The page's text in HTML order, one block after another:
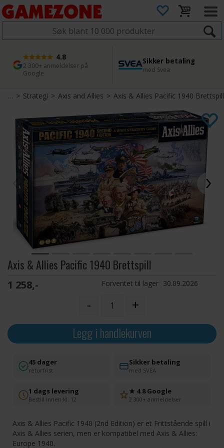
4.8
2 300+ anmeldelser på
Google
Sikker betaling
med Svea
1 dags levering
Bestill innen kl. 12
45 dager returfrist
Enkel retur
>Strategi>Axis and Allies>Axis & Allies Pacific 1940 Brettspill
Axis & Allies Pacific 1940 Brettspill
1 258,- Forventet til lager 30.09.2026
- +
Legg i handlekurven
45 dager
returfrist
Sikker betaling
med SVEA
1 dags levering
Bestill innen kl. 12
★ 4.8 Google
2 300+ anmeldelser
Axis & Allies Pacific 1940 (2nd Edition) er et Frittstående spill i
Axis & Allies serien, men er kompatibel med Axis & Allies:
Europe 1940.